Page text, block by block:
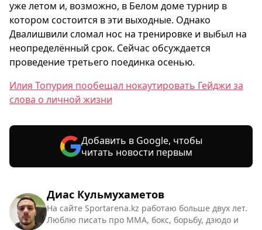
Диас Кульмухаметов
На сайте Sportarena.kz работаю больше двух лет.
Люблю писать про ММА, бокс, борьбу, дзюдо и
уже летом и, возможно, в Белом доме турнир в
котором состоится в эти выходные. Однако
Двалишвили сломал нос на тренировке и выбыл на
неопределённый срок. Сейчас обсуждается
проведение третьего поединка осенью.
Илия Топурия пообещал нокаутировать Гейджи за
слова о личной жизни
Добавить в Google, чтобы
читать новости первым